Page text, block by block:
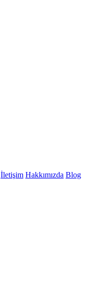
İletişim Hakkımızda Blog